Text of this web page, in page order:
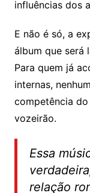
influências dos
E não é só, a
álbum que será
Para quem já
internas,
competência
vozeirão.
Essa
relação